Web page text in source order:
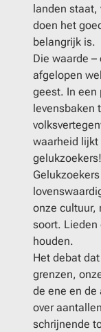
landen
doen het
belangrijk is.
Die waarde
afgelopen
geest. In een
levensbaken
waarheid
onze cultuur,
soort. Lieden
houden.
Het debat
grenzen,
de ene en de
over
schrijnende